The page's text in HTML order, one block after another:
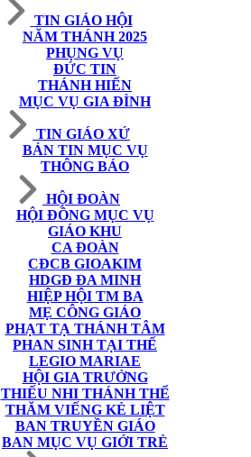
TIN GIÁO HỘI
NĂM THÁNH 2025
PHỤNG VỤ
ĐỨC TIN
THÁNH HIẾN
MỤC VỤ GIA ĐÌNH
TIN GIÁO XỨ
BẢN TIN MỤC VỤ
THÔNG BÁO
HỘI ĐOÀN
HỘI ĐỒNG MỤC VỤ
GIÁO KHU
CA ĐOÀN
CĐCB GIOAKIM
HDGĐ ĐA MINH
HIỆP HỘI TM BA
MẸ CÔNG GIÁO
PHẠT TẠ THÁNH TÂM
PHAN SINH TẠI THẾ
LEGIO MARIAE
HỘI GIA TRƯỞNG
THIẾU NHI THÁNH THỂ
THĂM VIẾNG KẺ LIỆT
BAN TRUYỀN GIÁO
BAN MỤC VỤ GIỚI TRẺ